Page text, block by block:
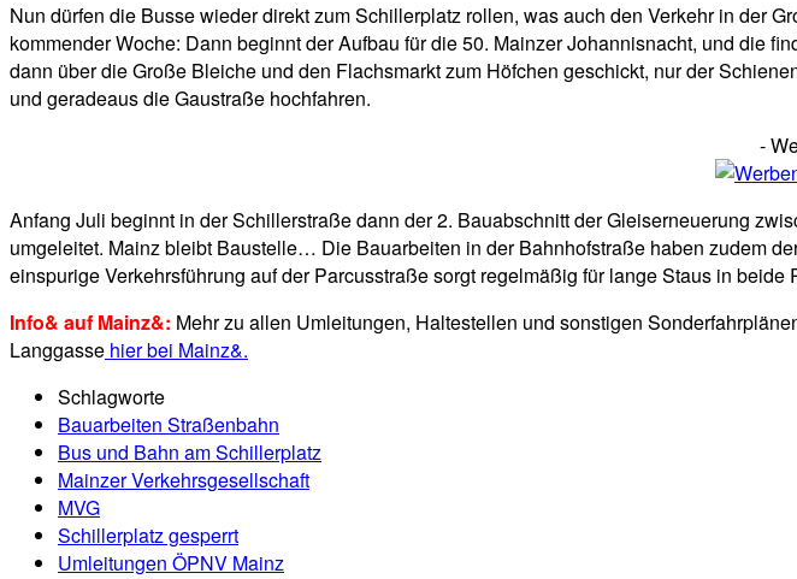
Nun dürfen die Busse wieder direkt zum Schillerplatz rollen, was auch den Verkehr in der
kommender Woche: Dann beginnt der Aufbau für die 50. Mainzer Johannisnacht, und die
dann über die Große Bleiche und den Flachsmarkt zum Höfchen geschickt, nur der
und geradeaus die Gaustraße hochfahren.
-
Anfang Juli beginnt in der Schillerstraße dann der 2. Bauabschnitt der Gleiserneuerung
umgeleitet. Mainz bleibt Baustelle… Die Bauarbeiten in der Bahnhofstraße haben zudem
einspurige Verkehrsführung auf der Parcusstraße sorgt regelmäßig für lange Staus in
Info& auf Mainz&: Mehr zu allen Umleitungen, Haltestellen und sonstigen
Langgasse hier bei Mainz&.
Schlagworte
Bauarbeiten Straßenbahn
Bus und Bahn am Schillerplatz
Mainzer Verkehrsgesellschaft
MVG
Schillerplatz gesperrt
Umleitungen ÖPNV Mainz